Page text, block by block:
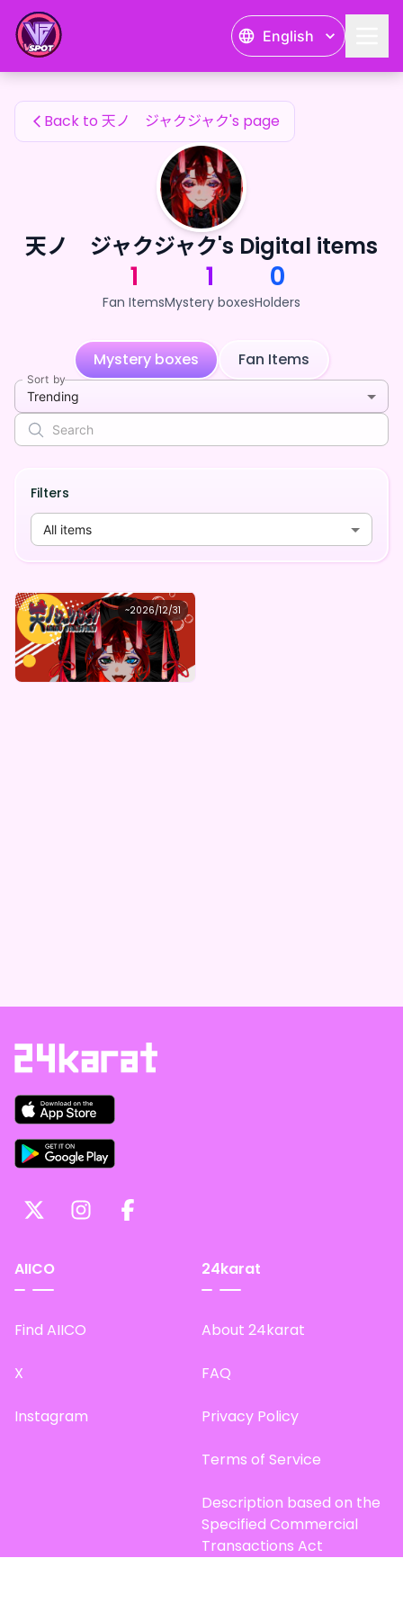
English
天ノ ジャクジャク's Fan Items
Back to 天ノ ジャクジャク's page
天ノ ジャクジャク's Digital items
1
Fan Items
1
Mystery boxes
0
Holders
Mystery boxes Fan Items
Sort by
Trending
Filters
All items
~2026/12/31
天ノ ジャクジャク
天ノジャクジャク デジタルBOX(全5種)
Lowest price
¥1,000 Purchase Here
AIICO
Find AIICO
X
Instagram
24karat
About 24karat
FAQ
Privacy Policy
Terms of Service
Description based on the
Specified Commercial
Transactions Act
天ノ ジャクジャク's Fan Items — 24karat